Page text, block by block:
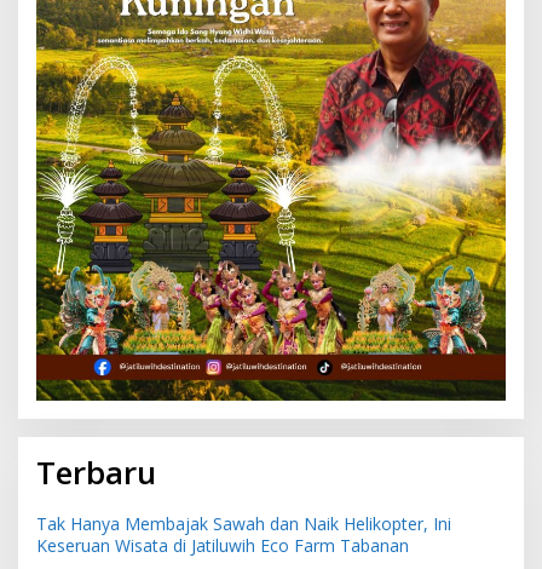
Terbaru
Tak Hanya Membajak Sawah dan Naik Helikopter, Ini
Keseruan Wisata di Jatiluwih Eco Farm Tabanan